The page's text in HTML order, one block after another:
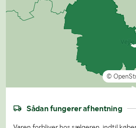
©
Sådan fungerer afhentning